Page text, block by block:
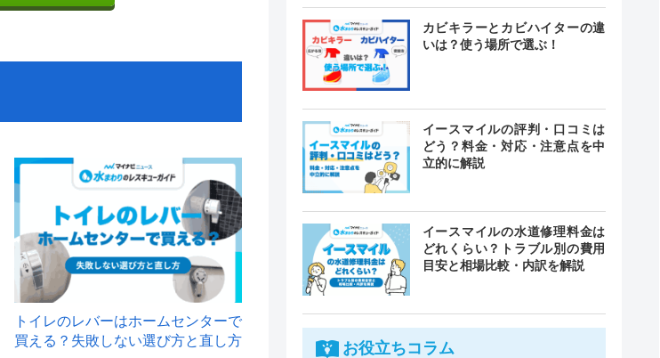
トイレのレバーはホームセンターで
買える？失敗しない選び方と直し方
カビキラーとカビハイターの違
いは？使う場所で選ぶ！
イースマイルの評判・口コミは
どう？料金・対応・注意点を中
立的に解説
イースマイルの水道修理料金は
どれくらい？トラブル別の費用
目安と相場比較・内訳を解説
お役立ちコラム